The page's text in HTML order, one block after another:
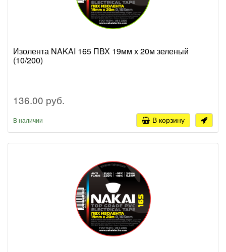
Изолента NAKAI 165 ПВХ 19мм х 20м зеленый
(10/200)
136.00 руб.
В наличии В корзину